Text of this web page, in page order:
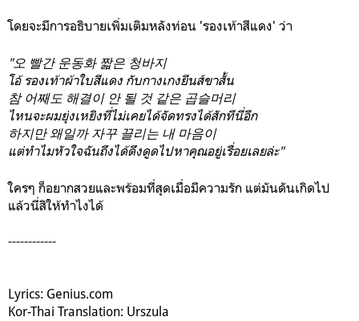
โดยจะมีการอธิบายเพิ่มเติมหลังท่อน 'รองเท้าสีแดง' ว่า
"오 빨간 운동화 짧은 청바지
โอ้ รองเท้าผ้าใบสีแดง กับกางเกงยีนส์ขาสั้น
참 어째도 해결이 안 될 것 같은 곱슬머리
ไหนจะผมยุ่งเหยิงที่ไม่เคยได้จัดทรงได้สักทีนี่อีก
하지만 왜일까 자꾸 끌리는 내 마음이
แต่ทำไมหัวใจฉันถึงได้ดึงดูดไปหาคุณอยู่เรื่อยเลยล่ะ"
ใครๆ ก็อยากสวยและพร้อมที่สุดเมื่อมีความรัก แต่มันดันเกิดไป
แล้วนี่สิให้ทำไงได้
------------
Lyrics: Genius.com
Kor-Thai Translation: Urszula